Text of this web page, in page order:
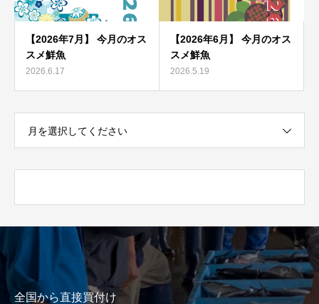
【2026年7月】 今月のオス
スメ鮮魚
2026.6.17
【2026年6月】 今月のオス
スメ鮮魚
2026.5.19
月を選択してください
全国から直接買付け